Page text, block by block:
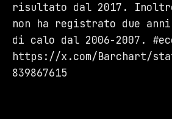
risultato dal 2017.
non ha registrato due
di calo dal 2006-2007.
https://x.com/Barchart/
839867615